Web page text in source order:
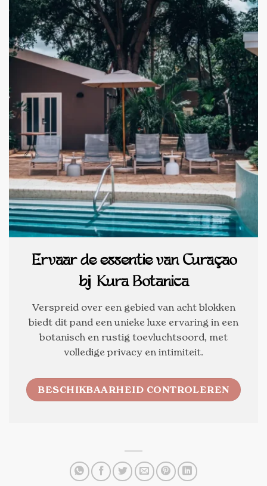
Ervaar de essentie van Curaçao
bij Kura Botanica
Verspreid over een gebied van acht blokken
biedt dit pand een unieke luxe ervaring in een
botanisch en rustig toevluchtsoord, met
volledige privacy en intimiteit.
BESCHIKBAARHEID CONTROLEREN